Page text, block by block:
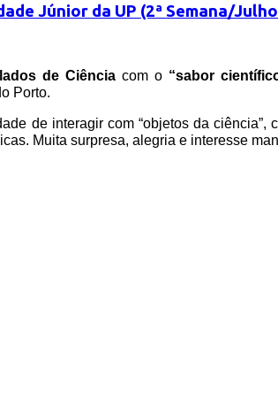
Júnior da UP (2ª Semana/
de Ciênciacom o “sabor
Porto.
de interagir com “objetos da
Muita surpresa, alegria e interesse